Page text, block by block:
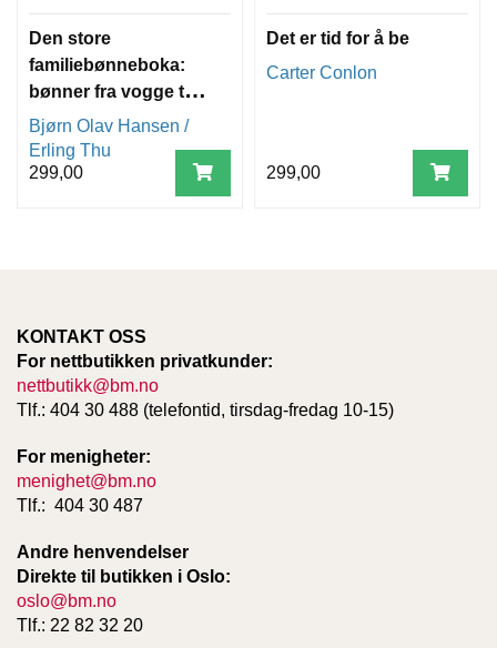
Den store
familiebønneboka:
bønner fra vogge til
grav
Bjørn Olav Hansen /
Erling Thu
299,00
Det er tid for å be
Carter Conlon
299,00
KONTAKT OSS
For nettbutikken privatkunder:
nettbutikk@bm.no
Tlf.: 404 30 488 (telefontid, tirsdag-fredag 10-15)
For menigheter:
menighet@bm.no
Tlf.: 404 30 487
Andre henvendelser
Direkte til butikken i Oslo:
oslo@bm.no
Tlf.: 22 82 32 20